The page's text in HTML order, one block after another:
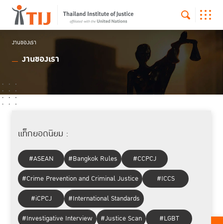
งานของเรา
งานของเรา
แท็กยอดนิยม :
#ASEAN #Bangkok Rules
#CCPCJ
#Crime Prevention and Criminal Justice
#ICCS
#iCPCJ
#International Standards
#Investigative Interview
#Justice Scan #LGBT